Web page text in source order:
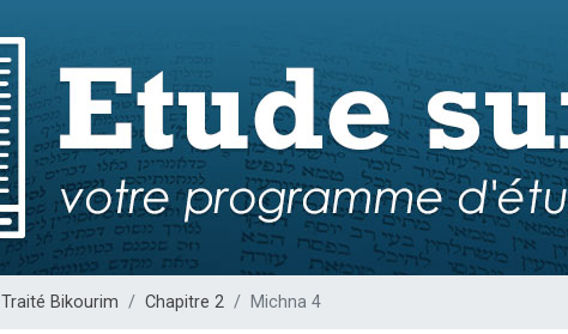
Il reste 49 places pour étudier en groupe sur Zoom
12 nouvelles musiques dans Torah-Box Music
29 personnes viennent de demander une bénédiction
Il reste 49 places pour étudier en groupe sur Zoom
16 personnes viennent de faire un don pour Diane, 80 ans, dans un
Traité Bikourim Chapitre 2 Michna 4